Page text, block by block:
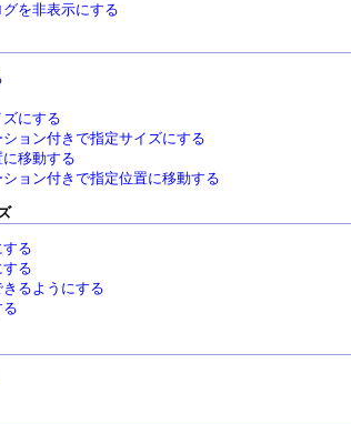
を非表示にする
にする
ョン付きで指定サイズにする
移動する
ョン付きで指定位置に移動する
する
する
るようにする
る